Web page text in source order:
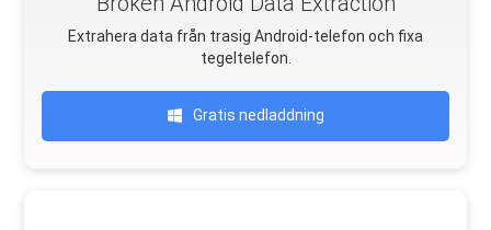
Extrahera data från trasig Android-telefon och fixa
tegeltelefon.
Gratis nedladdning